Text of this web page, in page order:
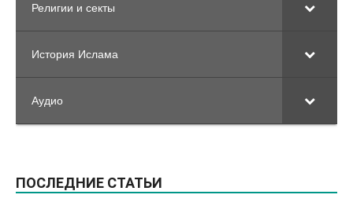
Религии и секты
История Ислама
Аудио
ПОСЛЕДНИЕ СТАТЬИ